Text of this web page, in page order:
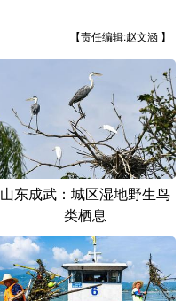
湖南
海南 重庆
云南 西藏
青海 宁夏
黑龙江
Français عربى
【责任编辑:赵文涵 】
山东成武：城区湿地野生鸟
类栖息